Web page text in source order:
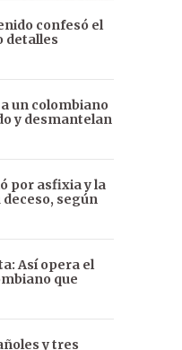
confesó el
detalles
un colombiano
y desmantelan
por asfixia y la
según
Así opera el
que
y tres